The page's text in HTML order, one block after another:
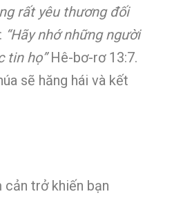
rất yêu thương đối
“Hãy nhớ những người
tin họ”Hê-bơ-rơ 13:7.
sẽ hăng hái và kết
cản trở khiến bạn